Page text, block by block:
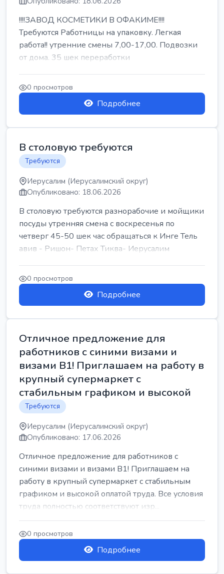
!!!!ЗАВОД КОСМЕТИКИ В ОФАКИМЕ!!!!
Требуются Работницы на упаковку. Легкая
работа!! утренние смены 7,00-17,00. Подвозки
от дома. 35 шек переработки
0 просмотров
Подробнее
В столовую требуются
Требуются
Иерусалим (Иерусалимский округ)
Опубликовано: 18.06.2026
В столовую требуются разнорабочие и мойщики
посуды утренняя смена с воскресенья по
четверг 45-50 шек час обращаться к Инге Тель
авив - Ришон- Петах Тиква- Иерусалим
0 просмотров
Подробнее
Отличное предложение для
работников с синими визами и
визами B1! Приглашаем на работу в
крупный супермаркет с
стабильным графиком и высокой
Требуются
Иерусалим (Иерусалимский округ)
Опубликовано: 17.06.2026
Отличное предложение для работников с
синими визами и визами B1! Приглашаем на
работу в крупный супермаркет с стабильным
графиком и высокой оплатой труда. Все условия
труда полностью соответствуют изр...
0 просмотров
Подробнее